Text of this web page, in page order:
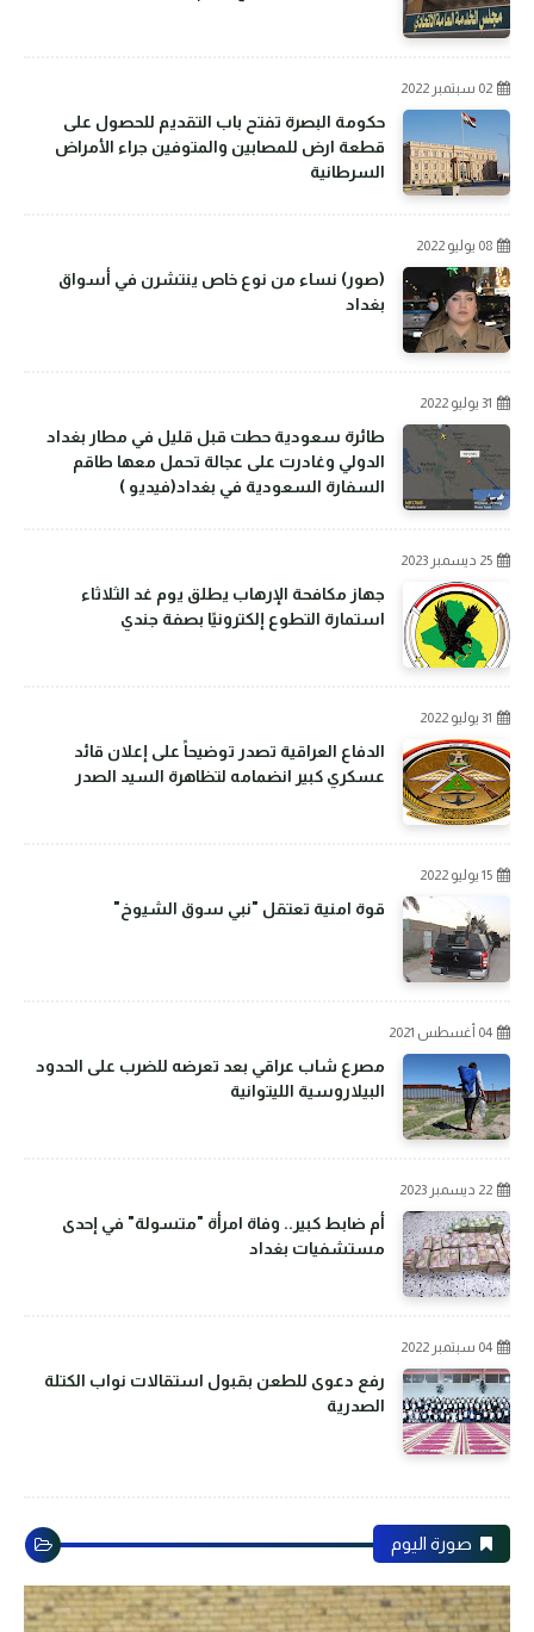
02 سبتمبر 2022
حكومة البصرة تفتح باب التقديم للحصول على
قطعة ارض للمصابين والمتوفين جراء الأمراض
السرطانية
08 يوليو 2022
(صور) نساء من نوع خاص ينتشرن في أسواق
بغداد
31 يوليو 2022
طائرة سعودية حطت قبل قليل في مطار بغداد
الدولي وغادرت على عجالة تحمل معها طاقم
السفارة السعودية في بغداد(فيديو )
25 ديسمبر 2023
جهاز مكافحة الإرهاب يطلق يوم غد الثلاثاء
استمارة التطوع إلكترونيًا بصفة جندي
31 يوليو 2022
الدفاع العراقية تصدر توضيحاً على إعلان قائد
عسكري كبير انضمامه لتظاهرة السيد الصدر
15 يوليو 2022
قوة امنية تعتقل "نبي سوق الشيوخ"
04 أغسطس 2021
مصرع شاب عراقي بعد تعرضه للضرب على الحدود
البيلاروسية الليتوانية
22 ديسمبر 2023
أم ضابط كبير.. وفاة امرأة "متسولة" في إحدى
مستشفيات بغداد
04 سبتمبر 2022
رفع دعوى للطعن بقبول استقالات نواب الكتلة
الصدرية
صورة اليوم